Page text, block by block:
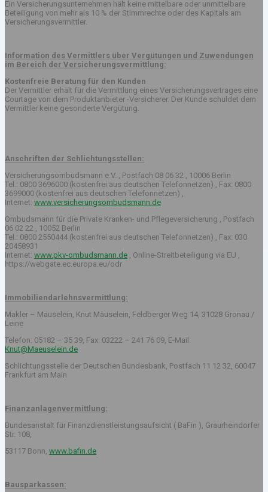
Ein Versicherungsunternehmen hält keine mittelbare oder unmittelbare
Beteiligung von mehr als 10 % der Stimmrechte oder des Kapitals am
Versicherungsvermittler.
Information des Vermittlers über Vergütungen und Zuwendungen
im Bereich der Versicherungsvermittlung:
Kostenfreie Beratung für den Kunden
Der Vermittler erhält für die Vermittlung eines Versicherungsvertrages eine
Courtage von dem Produktanbieter -Versicherer. Der Kunde schuldet dem
Vermittler keine gesonderte Vergütung.
Anschriften der Schlichtungsstellen:
Versicherungsombudsmann e.V. , Postfach 08 06 32 , 10006 Berlin
Tel.: 0800 3696000 (kostenfrei aus deutschen Telefonnetzen) , Fax: 0800
3699000 (kostenfrei aus deutschen Telefonnetzen) ,
Internet: www.versicherungsombudsmann.de
Ombudsmann für die Private Kranken- und Pflegeversicherung , Postfach
06 02 22 , 10052 Berlin
Tel.: 0800 2550444 (kostenfrei aus deutschen Telefonnetzen) , Fax: 030
20458931
Internet: www.pkv-ombudsmann.de , Online-Streitbeteiligung via EU ,
https://webgate.ec.europa.eu/odr
Immobiliendarlehnsvermittlung:
Makler – Mäuselein, Knut Mäuselein, Feldberger Weg 14, 31028 Gronau /
Leine
Telefon: 05182 – 35 39, Fax: 03222 – 241 76 09, E-Mail:
Knut@Maeuselein.de
Schlichtungsstelle der Deutschen Bundesbank, Postfach 11 12 32, 60047
Frankfurt am Main
Finanzanlagenvermittlung:
Bundesanstalt für Finanzdienstleistungsaufsicht ( BaFin ), Graurheindorfer
Str. 108,
53117 Bonn, www.bafin.de
Bausparkassen: